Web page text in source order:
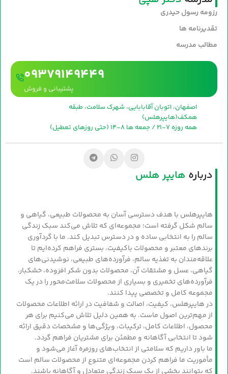
رزومه رسول حیدری
تقدیرنامه ها
مطالب مدرسه
09379149449
پشتیبانی و فروش
اصفهان، اتوبان آقابابایی، شهرک سلامت، طبقه
همکف(هایپرهلس)
همه روزه 7-21 / جمعه ها 8-14 (حتی روزهای تعطیل)
درباره هایپر هلس
هایپرهلس با هدف دسترسی آسان به محصولات طبیعی، گیاهی و
سالم شکل گرفته است؛ مجموعه‌ای که تلاش می‌کند سبک زندگی
سالم را به انتخابی ساده و در دسترس تبدیل کند. ما با گردآوری
برندهای معتبر و محصولات باکیفیت، بستری فراهم کرده‌ایم تا
علاقه‌مندان به تغذیه سالم، فرآورده‌های طبیعی، نوشیدنی‌های
گیاهی، عسل و مشتقات آن، محصولات بدون شکر افزوده، خشکبار،
فرآورده‌های تخمیری و بسیاری از محصولات سلامت‌محور را در یک
مجموعه کامل و تخصصی پیدا کنند.
در هایپرهلس، کیفیت، اصالت و شفافیت در ارائه اطلاعات محصولات
از مهم‌ترین اصول ماست. به همین دلیل تلاش می‌کنیم برای هر
محصول، اطلاعات کامل، ترکیبات، ویژگی‌ها و مشخصات دقیق ارائه
شود تا انتخابی آگاهانه و مطمئن برای مشتریان فراهم گردد.
ما باور داریم که سلامتی از انتخاب‌های روزمره آغاز می‌شود و
مأموریت ما فراهم کردن مجموعه‌ای متنوع از محصولات سالم است
که بتوانند بخشی از یک سبک زندگی متعادل و آگاهانه باشند.